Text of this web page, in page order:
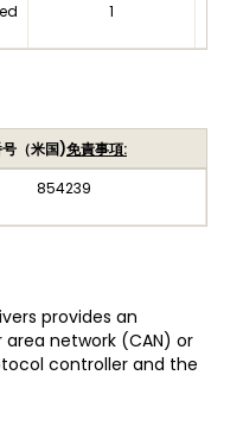
1
（米国)免責事項:
854239
provides an
network (CAN) or
controller and the